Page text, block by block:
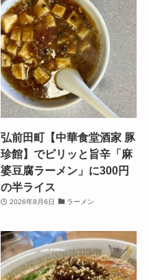
弘前田町【中華食堂酒家 豚
珍館】でピリッと旨辛「麻
婆豆腐ラーメン」に300円
の半ライス
2026年8月6日 ラーメン